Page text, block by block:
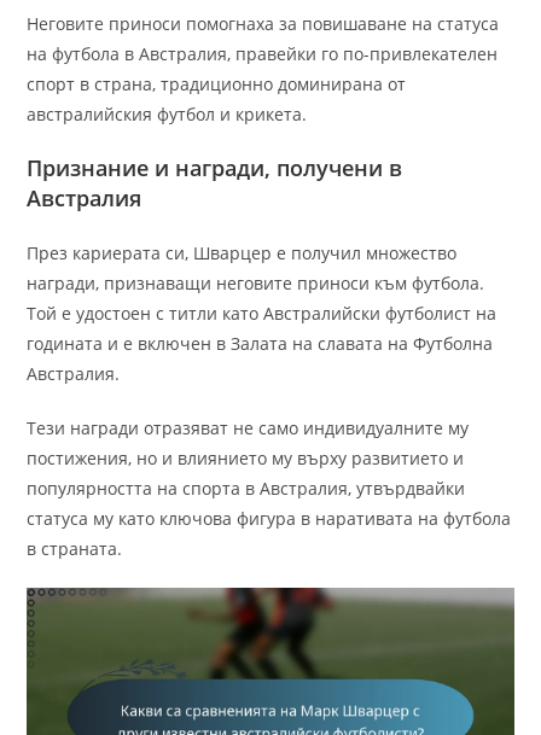
Неговите приноси помогнаха за повишаване на статуса
на футбола в Австралия, правейки го по-привлекателен
спорт в страна, традиционно доминирана от
австралийския футбол и крикета.
Признание и награди, получени в
Австралия
През кариерата си, Шварцер е получил множество
награди, признаващи неговите приноси към футбола.
Той е удостоен с титли като Австралийски футболист на
годината и е включен в Залата на славата на Футболна
Австралия.
Тези награди отразяват не само индивидуалните му
постижения, но и влиянието му върху развитието и
популярността на спорта в Австралия, утвърдвайки
статуса му като ключова фигура в наративата на футбола
в страната.